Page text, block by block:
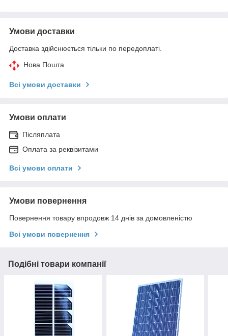
Умови доставки
Доставка здійснюється тільки по передоплаті.
Нова Пошта
Всі умови доставки
Умови оплати
Післяплата
Оплата за реквізитами
Всі умови оплати
Умови повернення
Повернення товару впродовж 14 днів за домовленістю
Всі умови повернення
Подібні товари компанії